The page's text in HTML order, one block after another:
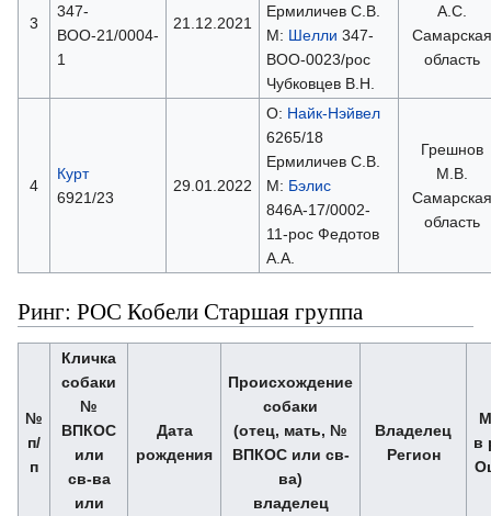
3
347-
ВОО-21/0004-
1
21.12.2021
Ермиличев С.В.
М: Шелли 347-
ВОО-0023/рос
Чубковцев В.Н.
А.С.
Самарская
область
4
Курт
6921/23
29.01.2022
О: Найк-Нэйвел
6265/18
Ермиличев С.В.
М: Бэлис
846А-17/0002-
11-рос Федотов
А.А.
Грешнов
М.В.
Самарская
область
Ринг: РОС Кобели Старшая группа
№
п/
п
Кличка
собаки
№
ВПКОС
или
св-ва
или
Дата
рождения
Происхождение
собаки
(отец, мать, №
ВПКОС или св-
ва)
владелец
Владелец
Регион
в